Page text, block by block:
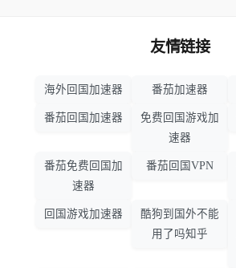
友情链接
海外回国加速器 番茄加速器
番茄回国加速器
免费回国游戏加
速器
番茄免费回国加
速器
番茄回国VPN
回国游戏加速器
酷狗到国外不能
用了吗知乎